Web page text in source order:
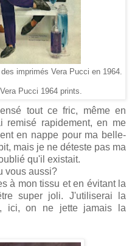
imprimés Vera Pucci en 1964.
Pucci 1964 prints.
tout ce fric, même en
remisé rapidement, en me
en nappe pour ma belle-
mais je ne déteste pas ma
qu'il existait.
vous aussi?
à mon tissu et en évitant la
super joli. J'utiliserai la
ici, on ne jette jamais la